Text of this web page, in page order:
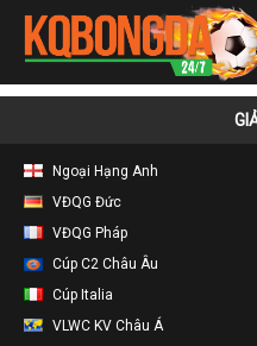
Ngoại Hạng Anh
VĐQG Đức
VĐQG Pháp
Cúp C2 Châu Âu
Cúp Italia
VLWC KV Châu Á